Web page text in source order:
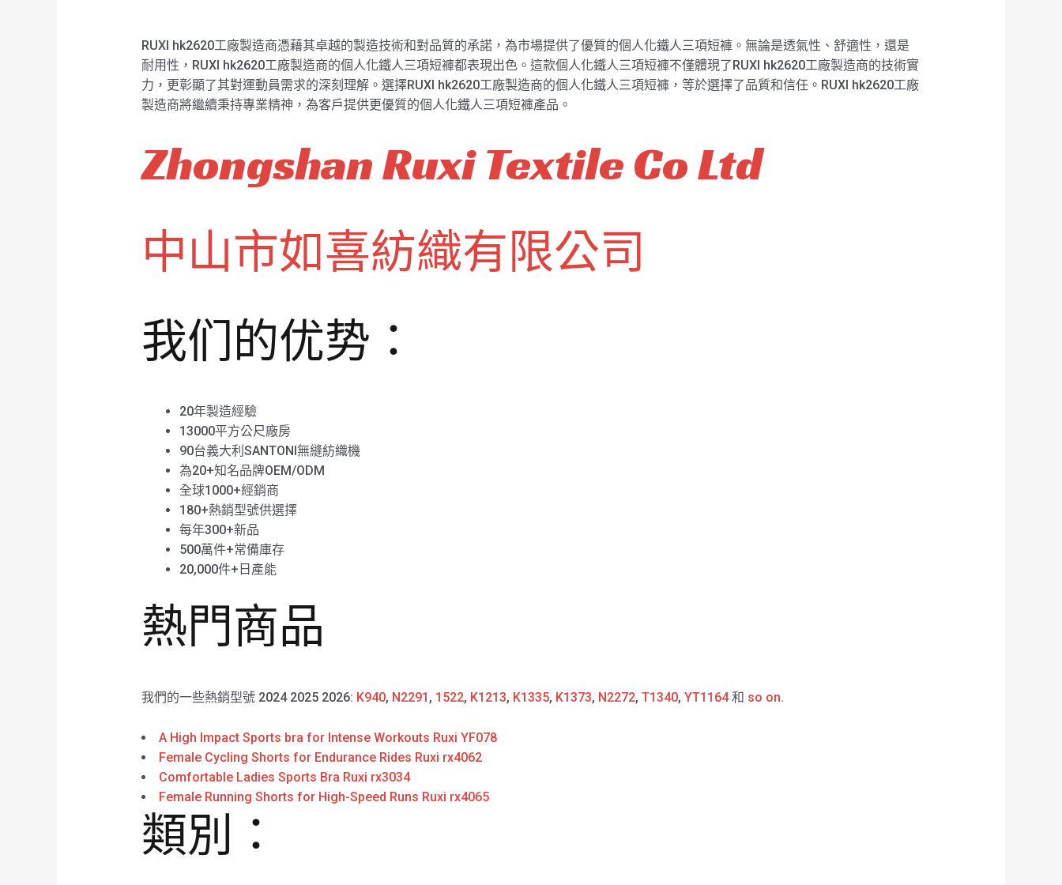
RUXI hk2620工廠製造商憑藉其卓越的製造技術和對品質的承諾，為市場提供了優質的個人化鐵人三項短褲。無論是透氣性、舒適性，還是
耐用性，RUXI hk2620工廠製造商的個人化鐵人三項短褲都表現出色。這款個人化鐵人三項短褲不僅體現了RUXI hk2620工廠製造商的技術實
力，更彰顯了其對運動員需求的深刻理解。選擇RUXI hk2620工廠製造商的個人化鐵人三項短褲，等於選擇了品質和信任。RUXI hk2620工廠
製造商將繼續秉持專業精神，為客戶提供更優質的個人化鐵人三項短褲產品。
Zhongshan Ruxi Textile Co Ltd
中山市如喜紡織有限公司
我们的优势：
20年製造經驗
13000平方公尺廠房
90台義大利SANTONI無縫紡織機
為20+知名品牌OEM/ODM
全球1000+經銷商
180+熱銷型號供選擇
每年300+新品
500萬件+常備庫存
20,000件+日產能
熱門商品
我們的一些熱銷型號 2024 2025 2026: K940, N2291 , 1522, K1213, K1335, K1373, N2272, T1340, YT1164和 so on.
A High Impact Sports bra for Intense Workouts Ruxi YF078
Female Cycling Shorts for Endurance Rides Ruxi rx4062
Comfortable Ladies Sports Bra Ruxi rx3034
Female Running Shorts for High-Speed Runs Ruxi rx4065
類別：